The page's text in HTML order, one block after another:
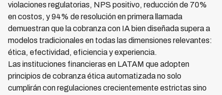
violaciones regulatorias, NPS positivo, reducción de 70%
en costos, y 94% de resolución en primera llamada
demuestran que la cobranza con IA bien diseñada supera a
modelos tradicionales en todas las dimensiones relevantes:
ética, efectividad, eficiencia y experiencia.
Las instituciones financieras en LATAM que adopten
principios de cobranza ética automatizada no solo
cumplirán con regulaciones crecientemente estrictas sino